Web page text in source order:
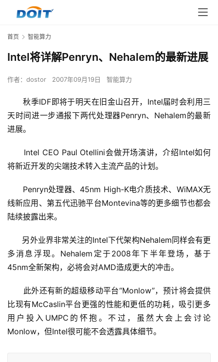
首页 智能算力
Intel将详解Penryn、Nehalem的最新进展
作者： dostor 2007年09月19日 智能算力
秋季IDF即将于明天在旧金山召开，Intel届时会利用三
天时间进一步通报下两代处理器Penryn、Nehalem的最新
进展。
Intel CEO Paul Otellini会做开场演讲，介绍Intel如何
将新近开发的尖端技术转入主流产品的计划。
Penryn处理器、45nm High-K电介质技术、WiMAX无
线新应用、第五代迅驰平台Montevina等的更多细节也都会
陆续披露出来。
另外业界非常关注的Intel下代架构Nehalem同样会有更
多消息浮现。Nehalem定于2008年下半年登场，基于
45nm全新架构，必将会对AMD造成更大的冲击。
此外还有新的超级移动平台“Monlow”，预计将会提供
比现有McCaslin平台更强的性能和更低的功耗，吸引更多
用户投入UMPC的怀抱。不过，虽然大会上会讨论
Monlow，但Intel很可能不会透露具体细节。